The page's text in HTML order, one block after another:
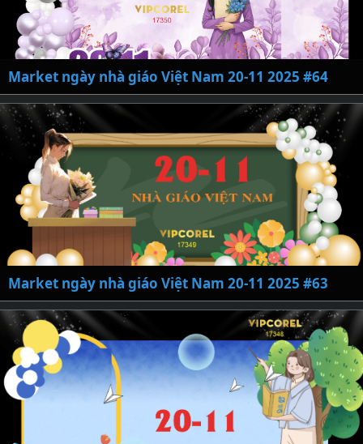
Market ngày nhà giáo Việt Nam 20-11 2025 #64
Market ngày nhà giáo Việt Nam 20-11 2025 #63